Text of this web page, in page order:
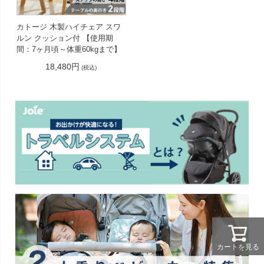
カトージ 木製ハイチェア スワ
ルン クッション付 【使用期
間：7ヶ月頃～体重60kgまで】
18,480円 (税込)
カートを見る